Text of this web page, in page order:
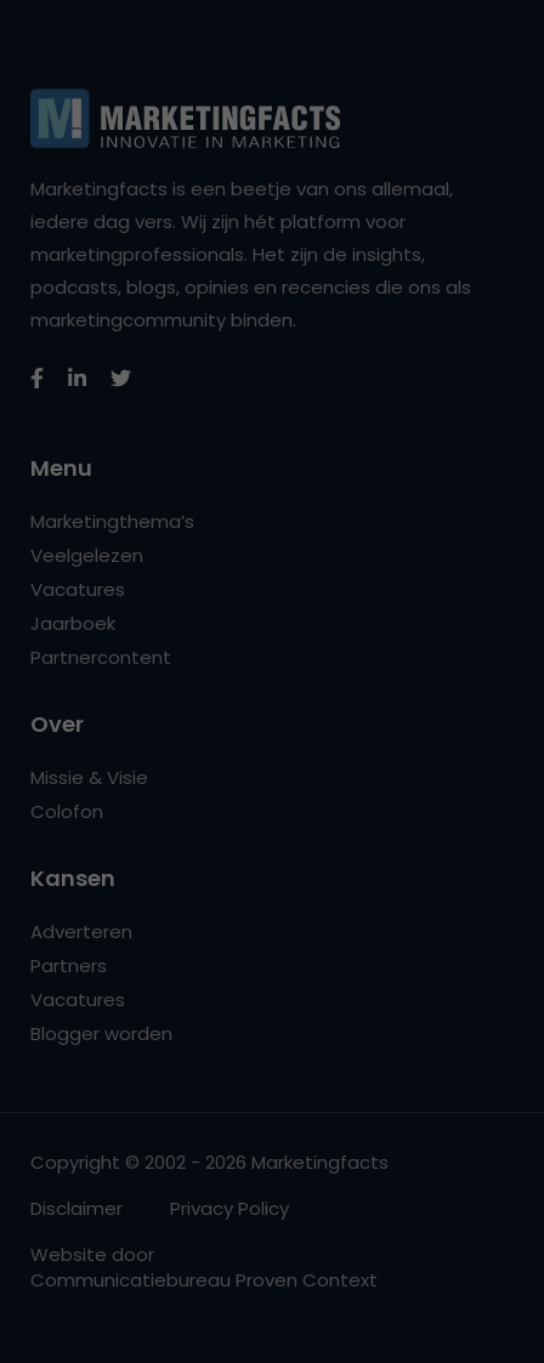
Marketingfacts is een beetje van ons allemaal,
iedere dag vers. Wij zijn hét platform voor
marketingprofessionals. Het zijn de insights,
podcasts, blogs, opinies en recencies die ons als
marketingcommunity binden.
Menu
Marketingthema’s
Veelgelezen
Vacatures
Jaarboek
Partnercontent
Over
Missie & Visie
Colofon
Kansen
Adverteren
Partners
Vacatures
Blogger worden
Copyright © 2002 - 2026 Marketingfacts
Disclaimer
Privacy Policy
Website door
Communicatiebureau Proven Context